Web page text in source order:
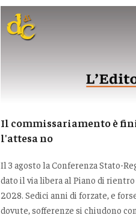
Il commissariamento è
l'attesa no
Il 3 agosto la Conferenza Stato-
dato il via libera al Piano di
2028. Sedici anni di forzate, e
dovute, sofferenze si chiudono